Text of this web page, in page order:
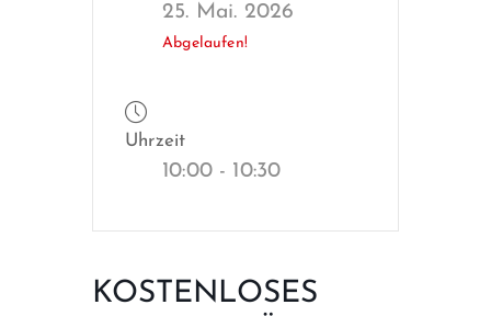
25. Mai. 2026
Abgelaufen!
Uhrzeit
10:00 - 10:30
KOSTENLOSES